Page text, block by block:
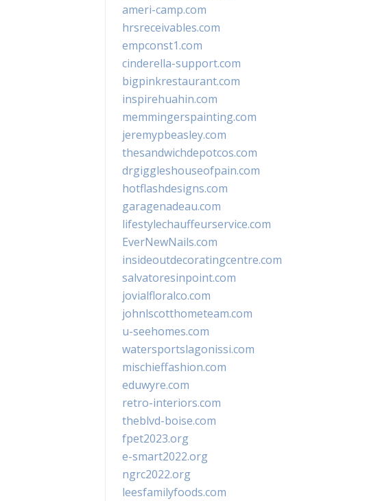
ameri-camp.com
hrsreceivables.com
empconst1.com
cinderella-support.com
bigpinkrestaurant.com
inspirehuahin.com
memmingerspainting.com
jeremypbeasley.com
thesandwichdepotcos.com
drgiggleshouseofpain.com
hotflashdesigns.com
garagenadeau.com
lifestylechauffeurservice.com
EverNewNails.com
insideoutdecoratingcentre.com
salvatoresinpoint.com
jovialfloralco.com
johnlscotthometeam.com
u-seehomes.com
watersportslagonissi.com
mischieffashion.com
eduwyre.com
retro-interiors.com
theblvd-boise.com
fpet2023.org
e-smart2022.org
ngrc2022.org
leesfamilyfoods.com